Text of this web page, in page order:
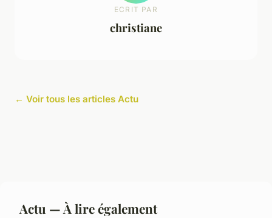
ECRIT PAR
christiane
← Voir tous les articles Actu
Actu — À lire également